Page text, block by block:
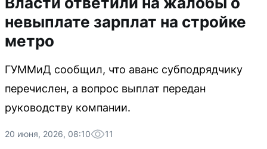
невыплате зарплат на стройке
метро
ГУММиД сообщил, что аванс субподрядчику
перечислен, а вопрос выплат передан
руководству компании.
20 июня, 2026, 08:10 11